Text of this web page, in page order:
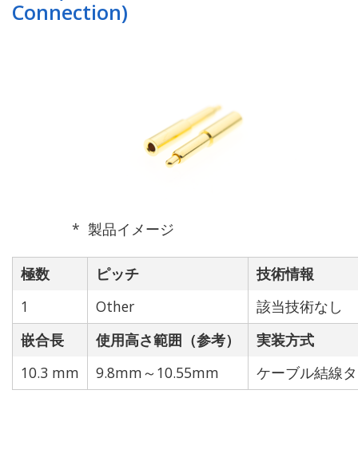
Connection)
製品イメージ
極数 ピッチ
技術情報
1
Other
該当技術なし
嵌合長
使用高さ範囲（参考）
実装方式
10.3 mm
9.8mm～10.55mm ケーブル結線